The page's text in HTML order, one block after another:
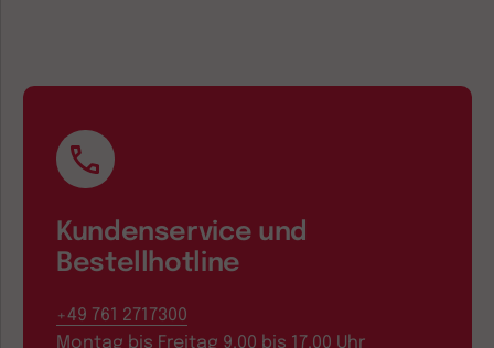
Kundenservice und
Bestellhotline
+49 761 2717300
Montag bis Freitag 9.00 bis 17.00 Uhr